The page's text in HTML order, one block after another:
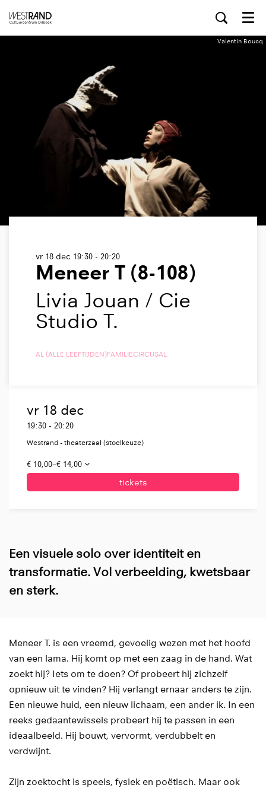
Menu
Valentin Boucq
Meneer T (8-108)
Livia Jouan / Cie
Studio T.
vr 18 dec 19:30 - 20:20
AL (ALLE LEEFTIJDEN)FAMILIECIRCUSAL
vr 18 dec
19:30 - 20:20
Westrand - theaterzaal (stoelkeuze)
€ 10,00–€ 14,00
tickets
Een visuele solo over identiteit en
transformatie. Vol verbeelding, kwetsbaar
en sterk.
Meneer T. is een vreemd, gevoelig wezen met het hoofd
van een lama. Hij komt op met een zaag in de hand. Wat
zoekt hij? Iets om te doen? Of probeert hij zichzelf
opnieuw uit te vinden? Hij verlangt ernaar anders te zijn.
Een nieuwe huid, een nieuw lichaam, een ander ik. In een
reeks gedaantewissels probeert hij te passen in een
ideaalbeeld. Hij bouwt, vervormt, verdubbelt en
verdwijnt.
Zijn zoektocht is speels, fysiek en poëtisch. Maar ook